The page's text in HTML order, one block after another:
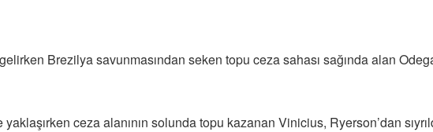
Brezilya savunmasından seken topu ceza sahası sağında alan
ceza alanının solunda topu kazanan Vinicius, Ryerson’dan